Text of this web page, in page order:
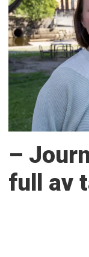
–
full av